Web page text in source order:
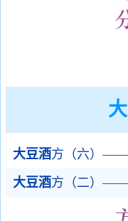
大豆酒方（六）——
大豆酒方（二）——